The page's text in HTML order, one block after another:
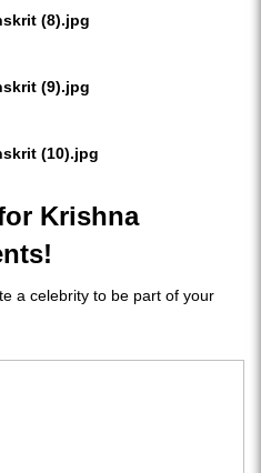
Krishna
a celebrity to be part of your